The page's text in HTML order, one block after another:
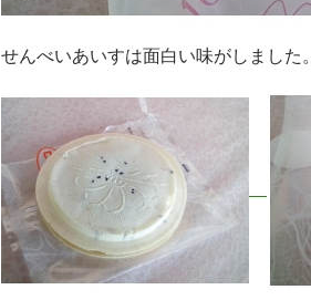
せんべいあいすは面白い味がしました。